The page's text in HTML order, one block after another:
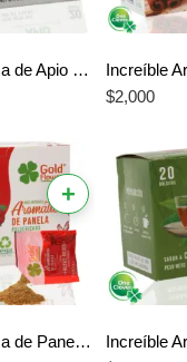
Increíble Aromática de Apio Gold Flower – El Mejor Sabor Saludable y Natural
$2,000
+
Increíble Aromática de Panela Frutos Rojos Gold Flower – El Mejor Sabor Intenso y Único